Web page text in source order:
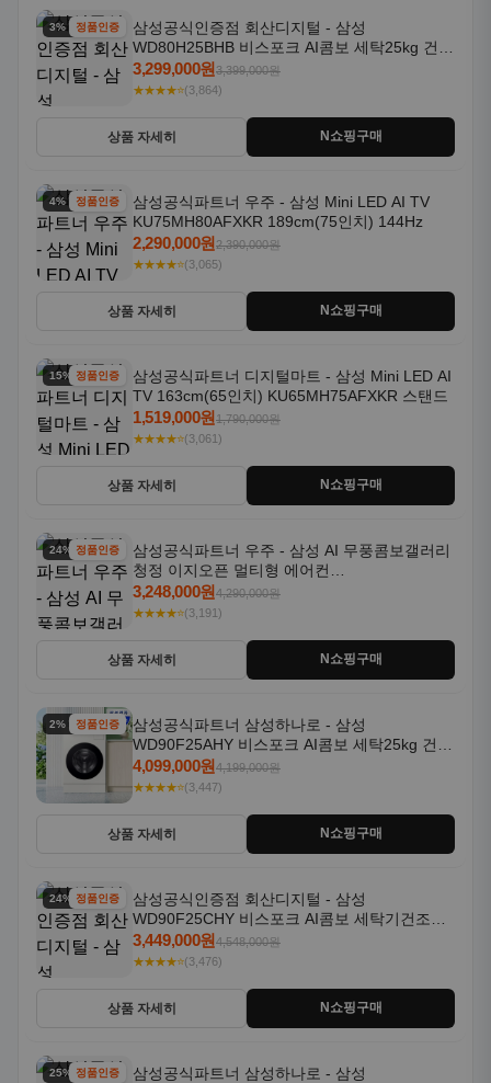
3% 할인정품인증
삼성공식인증점 회산디지털 - 삼성
WD80H25BHB 비스포크 AI콤보 세탁25kg 건조
18kg 26년형 일체형 1등급
3,299,000원3,399,000원
★★★★⭐(3,864)
상품 자세히 N쇼핑구매
4% 할인정품인증
삼성공식파트너 우주 - 삼성 Mini LED AI TV
KU75MH80AFXKR 189cm(75인치) 144Hz
2,290,000원2,390,000원
★★★★⭐(3,065)
상품 자세히 N쇼핑구매
15% 할인정품인증
삼성공식파트너 디지털마트 - 삼성 Mini LED AI
TV 163cm(65인치) KU65MH75AFXKR 스탠드
1,519,000원1,790,000원
★★★★⭐(3,061)
상품 자세히 N쇼핑구매
24% 할인정품인증
삼성공식파트너 우주 - 삼성 AI 무풍콤보갤러리
청정 이지오픈 멀티형 에어컨
AF80F17D22WRS 기본설치포함
3,248,000원4,290,000원
★★★★⭐(3,191)
상품 자세히 N쇼핑구매
2% 할인정품인증
삼성공식파트너 삼성하나로 - 삼성
WD90F25AHY 비스포크 AI콤보 세탁25kg 건조
18kg 자동문열림 1등급
4,099,000원4,199,000원
★★★★⭐(3,447)
상품 자세히 N쇼핑구매
24% 할인정품인증
삼성공식인증점 회산디지털 - 삼성
WD90F25CHY 비스포크 AI콤보 세탁기건조기
일체형 25kg+18kg 1등급
3,449,000원4,548,000원
★★★★⭐(3,476)
상품 자세히 N쇼핑구매
25% 할인정품인증
삼성공식파트너 삼성하나로 - 삼성